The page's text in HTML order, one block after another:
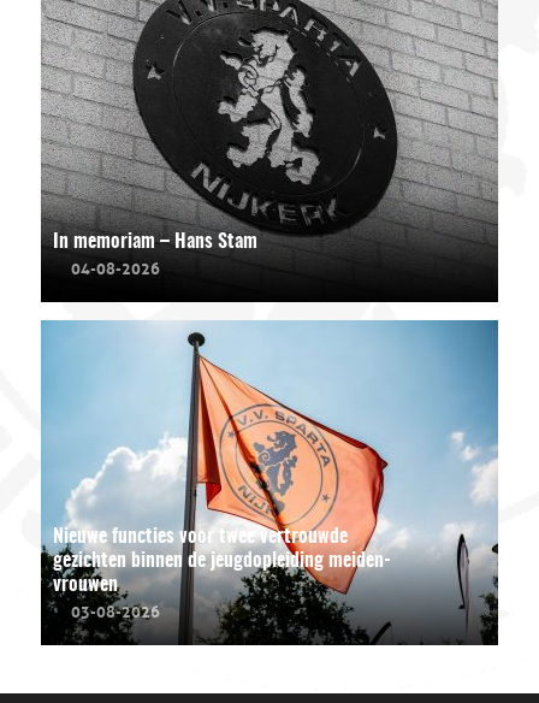
In memoriam – Hans Stam
04-08-2026
Nieuwe functies voor twee vertrouwde
gezichten binnen de jeugdopleiding meiden-
vrouwen
03-08-2026